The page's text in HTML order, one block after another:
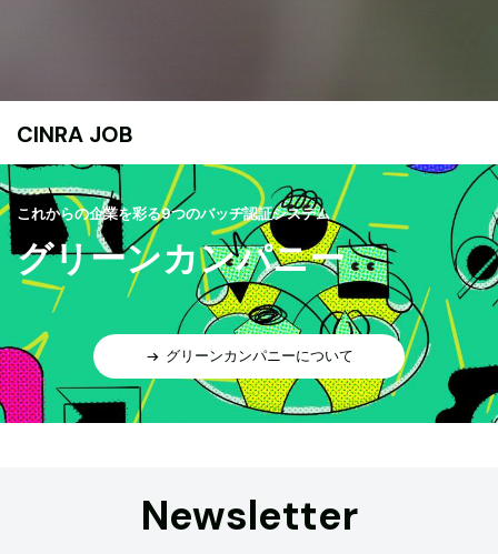
CINRA JOB
これからの企業を彩る9つのバッヂ認証システム
グリーンカンパニー
グリーンカンパニーについて
Newsletter